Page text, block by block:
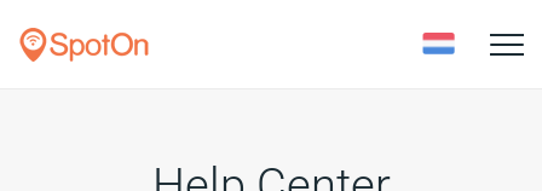
Toggle